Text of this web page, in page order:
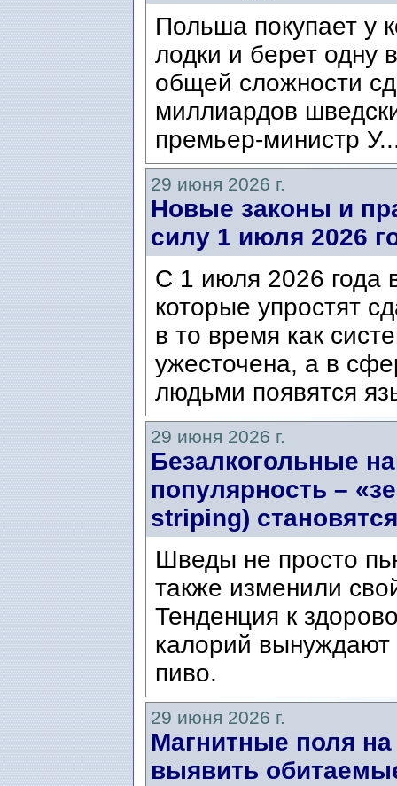
Польша покупает у
лодки и берет одну
общей сложности
миллиардов
премьер-министр
29 июня 2026 г.
Новые законы и
силу 1 июля 2026
С 1 июля 2026 года
которые упростят
в то время как
ужесточена, а в
людьми появятся
29 июня 2026 г.
Безалкогольные
популярность –
striping)
Шведы не просто
также изменили
Тенденция к
калорий
пиво.
29 июня 2026 г.
Магнитные поля на
выявить